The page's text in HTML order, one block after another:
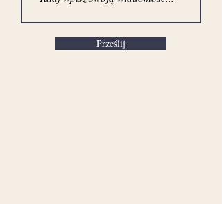
Prześlij